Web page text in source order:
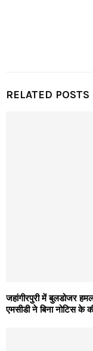
RELATED POSTS
जहांगीरपुरी में बुलडोजर
एमसीडी ने बिना नोटिस के